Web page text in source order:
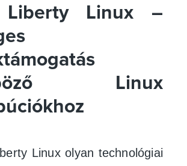
Liberty Linux –
Linux
Linux olyan technológiai